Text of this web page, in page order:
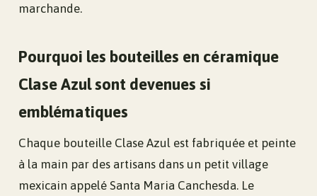
marchande.
Pourquoi les bouteilles en céramique
Clase Azul sont devenues si
emblématiques
Chaque bouteille Clase Azul est fabriquée et peinte
à la main par des artisans dans un petit village
mexicain appelé Santa Maria Canchesda. Le